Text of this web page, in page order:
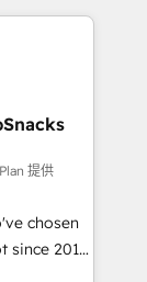
HubSpot
modules,
and
bright
we
driven
提供
chosen
since 2014